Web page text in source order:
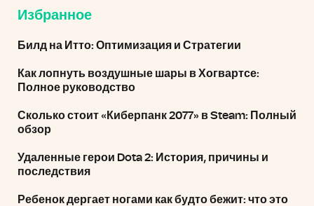
Избранное
Билд на Итто: Оптимизация и Стратегии
Как лопнуть воздушные шары в Хогвартсе:
Полное руководство
Сколько стоит «Киберпанк 2077» в Steam: Полный
обзор
Удаленные герои Dota 2: История, причины и
последствия
Ребенок дергает ногами как будто бежит: что это